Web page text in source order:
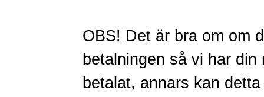
OBS! Det är bra om om
betalningen så vi har
betalat, annars kan